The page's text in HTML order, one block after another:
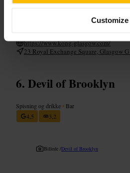
Customize
roligere bord. Er I en større gruppe, så
cocktails eller vin og forbered jer på en
https://www.kong-glasgow.com/
23 Royal Exchange Square, Glasgow
Devil of Brooklyn
Spisning og drikke • Bar
4,5
3,2
Billede /Devil of Brooklyn